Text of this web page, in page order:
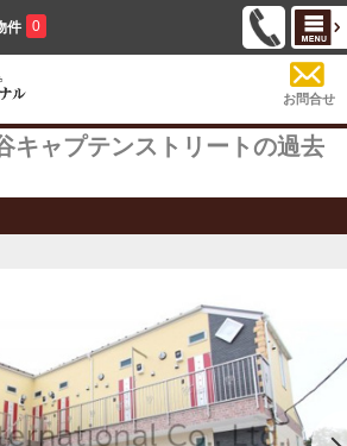
件 0
お問合せ
キャプテンストリートの過去